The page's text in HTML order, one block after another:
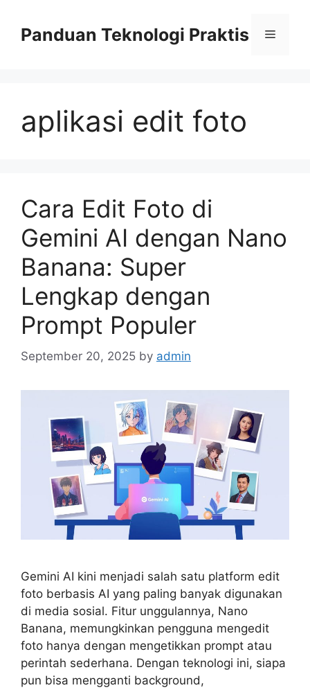
contentPanduan Teknologi Praktis Menu
aplikasi edit foto
Cara Edit Foto di
Gemini AI dengan Nano
Banana: Super
Lengkap dengan
Prompt Populer
September 20, 2025 by admin
Gemini AI kini menjadi salah satu platform edit
foto berbasis AI yang paling banyak digunakan
di media sosial. Fitur unggulannya, Nano
Banana, memungkinkan pengguna mengedit
foto hanya dengan mengetikkan prompt atau
perintah sederhana. Dengan teknologi ini, siapa
pun bisa mengganti background,